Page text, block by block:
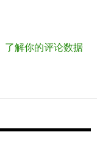
了解你的评论数据